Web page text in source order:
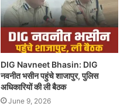
DIG Navneet Bhasin: DIG
नवनीत भसीन पहुंचे शाजापुर, पुलिस
अधिकारियों की ली बैठक
June 9, 2026